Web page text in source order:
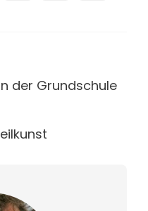
der Grundschule